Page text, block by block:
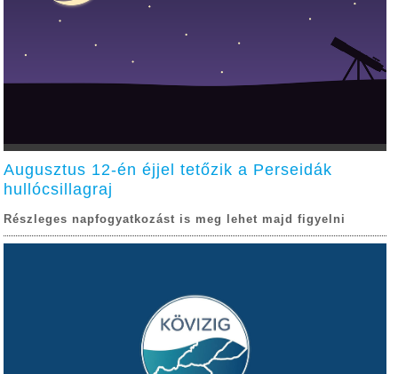
Augusztus 12-én éjjel tetőzik a Perseidák
hullócsillagraj
Részleges napfogyatkozást is meg lehet majd figyelni